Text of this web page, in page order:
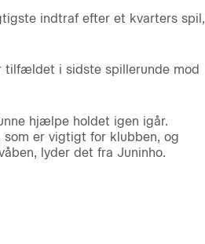
indtraf efter et kvarters spil,
tilfældet i sidste spillerunde mod
hjælpe holdet igen igår.
er vigtigt for klubben, og
lyder det fra Juninho.